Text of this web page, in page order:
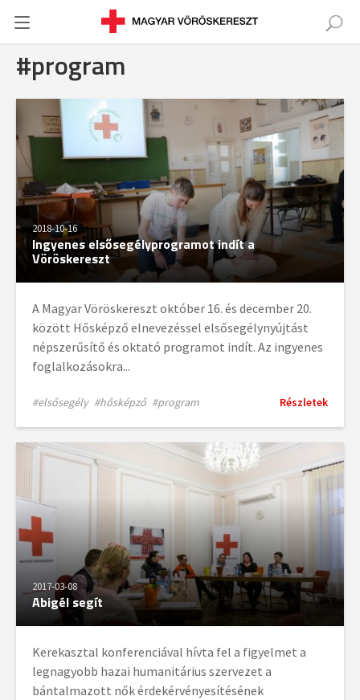
#program
2018-10-16
Ingyenes elsősegélyprogramot indít a
Vöröskereszt
A Magyar Vöröskereszt október 16. és december 20.
között Hősképző elnevezéssel elsősegélynyújtást
népszerűsítő és oktató programot indít. Az ingyenes
foglalkozásokra...
#elsősegély #hősképző #program Részletek
2017-03-08
Abigél segít
Kerekasztal konferenciával hívta fel a figyelmet a
legnagyobb hazai humanitárius szervezet a
bántalmazott nők érdekérvényesítésének